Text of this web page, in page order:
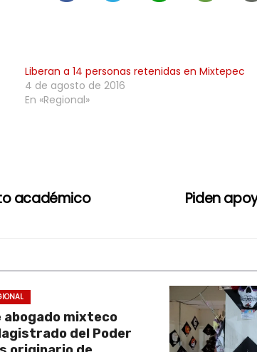
Liberan a 14 personas retenidas en Mixtepec
4 de agosto de 2016
En «Regional»
Piden
académico
abogado mixteco
del Poder